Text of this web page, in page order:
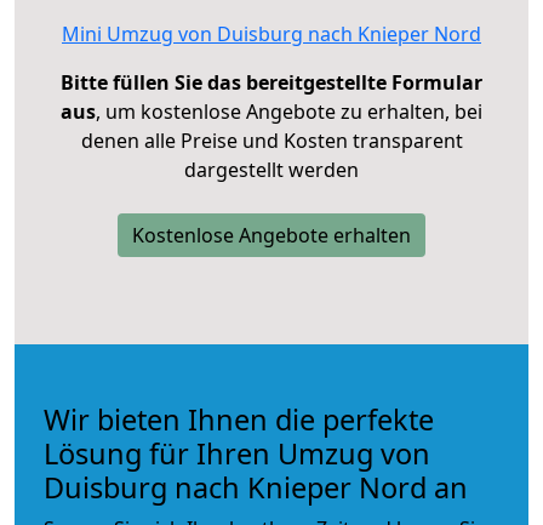
Mini Umzug von Duisburg nach Knieper Nord
Bitte füllen Sie das bereitgestellte Formular
aus, um kostenlose Angebote zu erhalten, bei
denen alle Preise und Kosten transparent
dargestellt werden
Kostenlose Angebote erhalten
Wir bieten Ihnen die perfekte
Lösung für Ihren Umzug von
Duisburg nach Knieper Nord an